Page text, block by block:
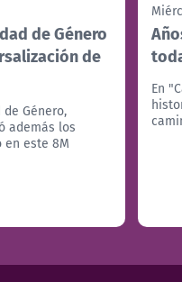
de Género
de
Género,
además los
en este 8M
En